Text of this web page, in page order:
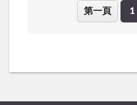
第一頁 1